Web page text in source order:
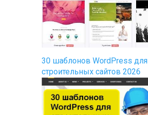
30 шаблонов WordPress для
строительных сайтов 2026